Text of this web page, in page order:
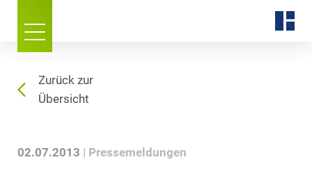
Zurück zur
Übersicht
02.07.2013 Pressemeldungen